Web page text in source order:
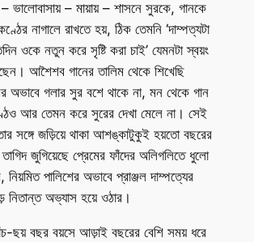
ভালোবাসায় – মায়ায় – শাসনে সুরকে, গানকে
নাগালে রাখতে হয়, ঠিক তেমনি ‘দাম্পত্যটা
ওকে নতুন করে সৃষ্টি করা চাই’ যেমনটা স্বয়ং
আশৈশব গানের তালিম থেকে শিখেছি
অভাবে গলার সুর বশে থাকে না, মন থেকে গান
আর তেমন করে সুরের দেখা মেলে না। সেই
সঙ্গে জড়িয়ে থাকা আশঙ্কাটুকুই হয়তো বছরের
জুগিয়েছে প্রেমের ফাঁদের অলিগলিতে ধুলো
নিয়মিত পালিশের অভাবে প্রাঞ্জল দাম্পত্যের
নিতান্ত অভ্যাস হয়ে ওঠার।
ছয় বছর বয়সে আড়াই বছরের বেশি সময় ধরে